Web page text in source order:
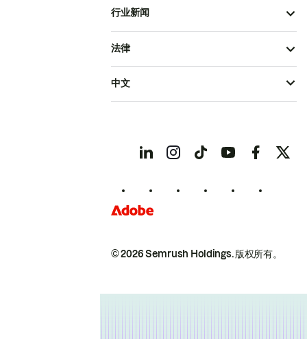
行业新闻
© 2026 Semrush Holdings.版权所有。
法律
中文